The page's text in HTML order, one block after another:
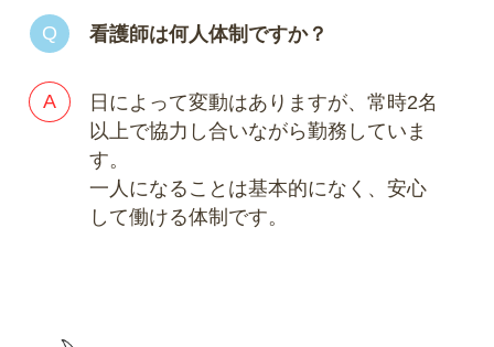
看護師は何人体制ですか？
日によって変動はありますが、常時2名
以上で協力し合いながら勤務していま
す。
一人になることは基本的になく、安心
して働ける体制です。